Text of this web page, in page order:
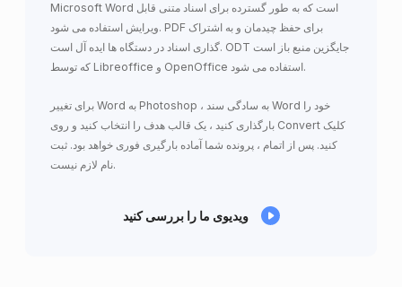
Microsoft Word است که به طور گسترده برای اسناد متنی قابل
ویرایش استفاده می شود. PDF برای حفظ چیدمان و به اشتراک
گذاری اسناد در دستگاه ها ایده آل است. ODT جایگزین منبع باز است
که توسط Libreoffice و OpenOffice استفاده می شود.
برای تغییر Word به Photoshop ، به سادگی سند Word خود را
بارگذاری کنید ، یک قالب هدف را انتخاب کنید و روی Convert کلیک
کنید. پس از اتمام ، پرونده شما آماده بارگیری فوری خواهد بود. ثبت
نام لازم نیست.
ویدیوی ما را بررسی کنید